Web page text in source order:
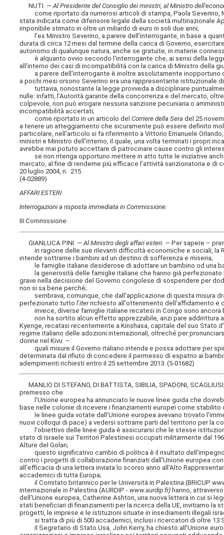
NUTI. —Al Presidente del Consiglio dei ministri, al Ministro
come riportato da numerosi articoli di stampa, Paola Severino,
stata indicata come difensore legale della società multinazionale
imponibile stimato in oltre un miliardo di euro in soli due anni;
l'ex Ministro Severino, a parere dell'interrogante, in base a
durata di circa 12 mesi dal termine della carica di Governo,
autonomo di qualunque natura, anche se gratuite, in materie
è alquanto ovvio secondo l'interrogante che, ai sensi della
all'interno dei casi di incompatibilità con la carica di Ministro della
a parere dell'interrogante è inoltre assolutamente inopportuno
a pochi mesi orsono Severino era una rappresentante istituzionale
tuttavia, nonostante la legge provveda a disciplinare
nulle: infatti, l'Autorità garante della concorrenza e del mercato,
colpevole, non può erogare nessuna sanzione pecuniaria o
incompatibilità accertati;
come riportato in un articolo delCorriere della Sera del 25
a tenere un atteggiamento che sicuramente può essere definito
particolare, nell'articolo si fa riferimento a Vittorio Emanuele
ministri e Ministro dell'interno, il quale, una volta terminati i propri
avrebbe mai potuto accettare di patrocinare cause contro gli
se non ritenga opportuno mettere in atto tutte le iniziative
mercato, al fine di renderne più efficace l'attività sanzionatoria e
20 luglio 2004, n. 215.
(4-02889)
AFFARI ESTERI
Interrogazioni a risposta immediata in Commissione:
III Commissione:
GIANLUCA PINI. —Al Ministro degli affari esteri . —Per sapere –
in ragione delle sue rilevanti difficoltà economiche e sociali, la
intende sottrarne i bambini ad un destino di sofferenza e miseria;
le famiglie italiane desiderose di adottare un bambino od una
la generosità delle famiglie italiane che hanno già perfezionato
grave nella decisione del Governo congolese di sospendere per
non si sa bene perché;
sembrava, comunque, che dall'applicazione di questa misura
perfezionato tutto l’iterrichiesto all'ottenimento dell'affidamento e
invece, diverse famiglie italiane recatesi in Congo sono ancora
non ha sortito alcun effetto apprezzabile, anzi pare addirittura
Kyenge, recatasi recentemente a Kinshasa, capitale del suo Stato
regime italiano delle adozioni internazionali, oltreché per
donne nel Kivu –:
quali misure il Governo italiano intenda e possa adottare per
determinata dal rifiuto di concedere il permesso di espatrio ai
adempimenti richiesti entro il 25 settembre 2013. (5-01682)
MANLIO DI STEFANO, DI BATTISTA, SIBILIA, SPADONI,
premesso che:
l'Unione europea ha annunciato le nuove linee guida che
base nelle colonie di ricevere i finanziamenti europei come
le linee guida votate dall'Unione europea avevano trovato
nuovi colloqui di pace) a vedersi sottrarre parti del territorio per la
l'obiettivo delle linee guida è assicurarsi che le stesse
stato di Israele sui Territori Palestinesi occupati militarmente dal
Alture del Golan;
questo significativo cambio di politica è il risultato dell'impegno
contro i progetti di collaborazione finanziati dall'Unione europea
all'efficacia di una lettera inviata lo scorso anno all'Alto
accademici di tutta Europa;
il Comitato britannico per le Università in Palestina (BRICUP
internazionale in Palestina (AURDIP -www.aurdip.fr) hanno,
dell'Unione europea, Catherine Ashton, una nuova lettera in cui si
stati beneficiari di finanziamenti per la ricerca della UE, invitiamo la
progetti, le imprese e le istituzioni situate in insediamenti illegali
si tratta di più di 500 accademici, inclusi i ricercatori di oltre 13
il Segretario di Stato Usa, John Kerry, ha chiesto all'Unione